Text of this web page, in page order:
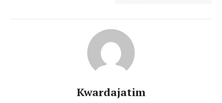
Kwardajatim